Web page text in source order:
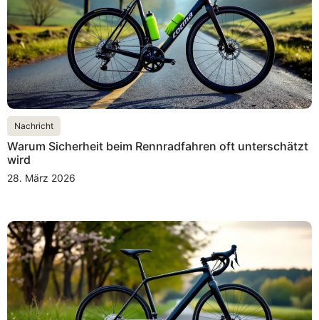
Nachricht
Warum Sicherheit beim Rennradfahren oft unterschätzt
wird
28. März 2026